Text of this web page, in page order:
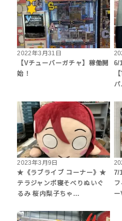
2022年3月31日
【Vチューバーガチャ】稼働開
始！
6/
2023年3月9日
★《ラブライブ コーナー》★
テラジャンボ寝そべりぬいぐ
るみ 桜内梨子ちゃ…
7/